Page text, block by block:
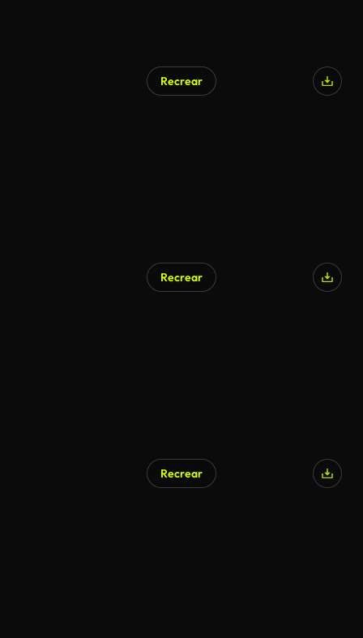
Recrear
Recrear
Recrear